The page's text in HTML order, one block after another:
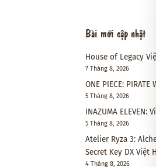
Bài mới cập nhật
House of Legacy
7 Tháng 8, 2026
ONE PIECE: PIRATE
5 Tháng 8, 2026
INAZUMA ELEVEN:
5 Tháng 8, 2026
Atelier Ryza 3:
Secret Key DX Việt
4 Tháng 8, 2026